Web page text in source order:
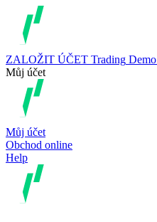
ZALOŽIT ÚČET Trading Demo
Můj účet
Můj účet
Obchod online
Help